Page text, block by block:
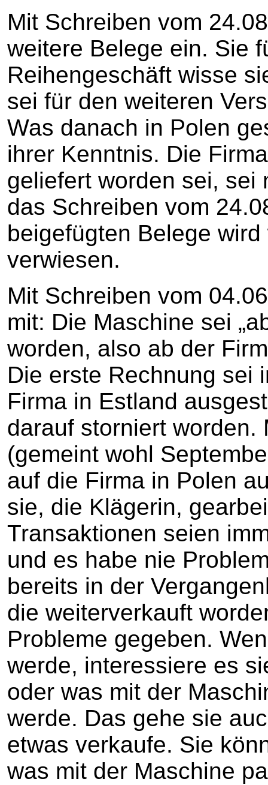
Mit Schreiben vom
weitere Belege ein. Sie
Reihengeschäft wisse
sei für den weiteren
Was danach in Polen
ihrer Kenntnis. Die
geliefert worden sei, sei
das Schreiben vom
beigefügten Belege
verwiesen.
Mit Schreiben vom
mit: Die Maschine sei
worden, also ab der
Die erste Rechnung sei
Firma in Estland
darauf storniert worden.
(gemeint wohl
auf die Firma in Polen
sie, die Klägerin,
Transaktionen seien
und es habe nie
bereits in der
die weiterverkauft
Probleme gegeben.
werde, interessiere es
oder was mit der
werde. Das gehe sie
etwas verkaufe. Sie
was mit der Maschine